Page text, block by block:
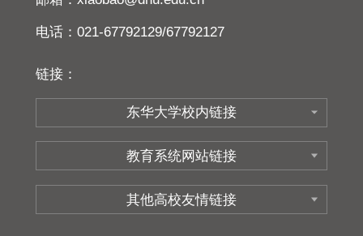
电话：021-67792129/67792127
链接：